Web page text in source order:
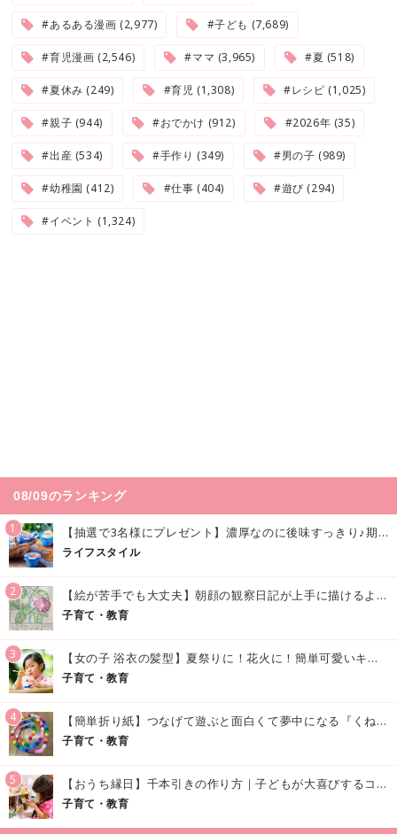
#あるある漫画 (2,977) #子ども (7,689)
#育児漫画 (2,546) #ママ (3,965) #夏 (518)
#夏休み (249) #育児 (1,308) #レシピ (1,025)
#親子 (944) #おでかけ (912) #2026年 (35)
#出産 (534) #手作り (349) #男の子 (989)
#幼稚園 (412) #仕事 (404) #遊び (294)
#イベント (1,324)
08/09のランキング
1 【抽選で3名様にプレゼント】濃厚なのに後味すっきり♪期間限定の「メイトーのなめらかプリン カルピス®入りソース」で夏を味わおう！
ライフスタイル
2 【絵が苦手でも大丈夫】朝顔の観察日記が上手に描けるようになる方法｜イラスト付き
子育て・教育
3 【女の子 浴衣の髪型】夏祭りに！花火に！簡単可愛いキッズの浴衣ヘアアレンジまとめ
子育て・教育
4 【簡単折り紙】つなげて遊ぶと面白くて夢中になる『くねくねへびさんの作り方』
子育て・教育
5 【おうち縁日】千本引きの作り方｜子どもが大喜びするコツやアイデア♪
子育て・教育